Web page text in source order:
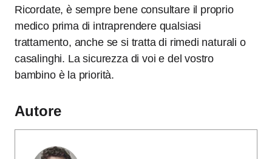
Ricordate, è sempre bene consultare il proprio
medico prima di intraprendere qualsiasi
trattamento, anche se si tratta di rimedi naturali o
casalinghi. La sicurezza di voi e del vostro
bambino è la priorità.
Autore